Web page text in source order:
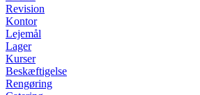
Revision
Kontor
Lejemål
Lager
Kurser
Beskæftigelse
Rengøring